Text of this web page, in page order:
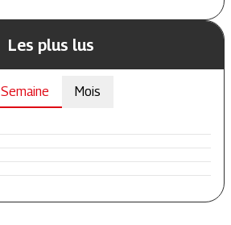
Les plus lus
Semaine Mois